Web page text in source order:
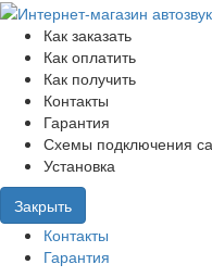
Как заказать
Как оплатить
Как получить
Контакты
Гарантия
Схемы подключения
Установка
Закрыть
Контакты
Гарантия